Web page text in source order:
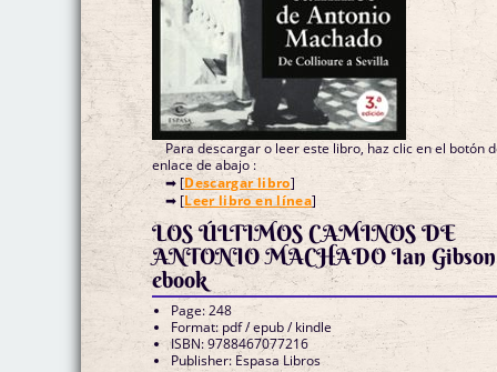
Para descargar o leer este libro, haz clic en el botón
enlace de abajo :
➡ [Descargar libro]
➡ [Leer libro en línea]
LOS ÚLTIMOS CAMINOS DE
ANTONIO MACHADO Ian Gibson
ebook
Page: 248
Format: pdf / epub / kindle
ISBN: 9788467077216
Publisher: Espasa Libros